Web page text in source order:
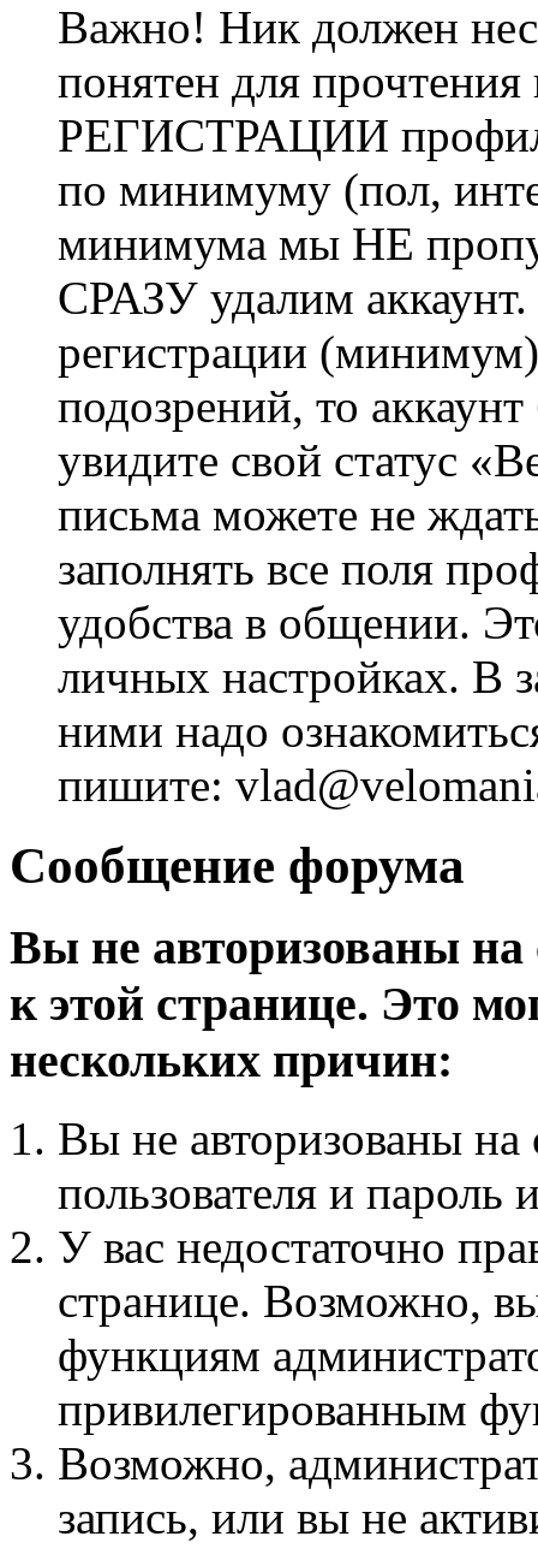
Важно! Ник должен
понятен для
РЕГИСТРАЦИИ профиль
по минимуму (пол,
минимума мы НЕ
СРАЗУ удалим
регистрации
подозрений, то
увидите свой статус
письма можете не
заполнять все поля
удобства в общении.
личных настройках. В
ними надо
пишите:
Сообщение форума
Вы не авторизованы на
к этой странице. Это
нескольких причин:
Вы не авторизованы на
пользователя и пароль
У вас недостаточно
странице. Возможно,
функциям
привилегированным
Возможно,
запись, или вы не